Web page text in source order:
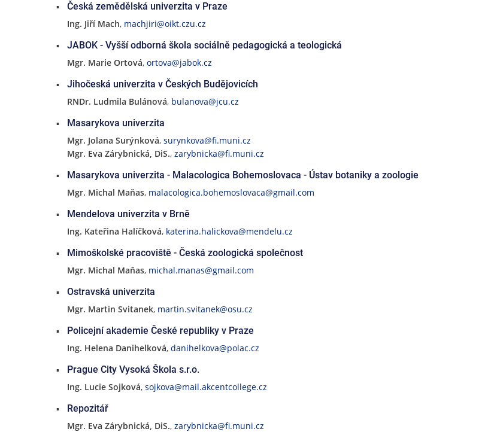
Česká zemědělská univerzita v Praze
Ing. Jiří Mach, machjiri@oikt.czu.cz
JABOK - Vyšší odborná škola sociálně pedagogická a teologická
Mgr. Marie Ortová, ortova@jabok.cz
Jihočeská univerzita v Českých Budějovicích
RNDr. Ludmila Bulánová, bulanova@jcu.cz
Masarykova univerzita
Mgr. Jolana Surýnková, surynkova@fi.muni.cz
Mgr. Eva Zárybnická, DiS., zarybnicka@fi.muni.cz
Masarykova univerzita - Malacologica Bohemoslovaca - Ústav botaniky a zoologie
Mgr. Michal Maňas, malacologica.bohemoslovaca@gmail.com
Mendelova univerzita v Brně
Ing. Kateřina Halíčková, katerina.halickova@mendelu.cz
Mimoškolské pracoviště - Česká zoologická společnost
Mgr. Michal Maňas, michal.manas@gmail.com
Ostravská univerzita
Mgr. Martin Svitanek, martin.svitanek@osu.cz
Policejní akademie České republiky v Praze
Ing. Helena Danihelková, danihelkova@polac.cz
Prague City Vysoká Škola s.r.o.
Ing. Lucie Sojková, sojkova@mail.akcentcollege.cz
Repozitář
Mgr. Eva Zárybnická, DiS., zarybnicka@fi.muni.cz